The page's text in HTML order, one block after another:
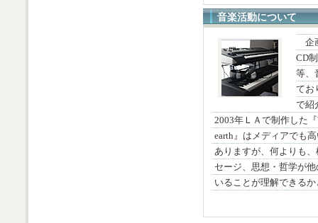
音楽活動について
企
CD
等、
てお
で紹
2003年ＬＡで制作した
earth』はメディアでも
ありますが、何よりも
セージ、思想・哲学が
いることが理解できる